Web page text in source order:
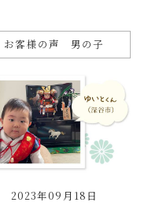
お客様の声 男の子
2023年09月18日